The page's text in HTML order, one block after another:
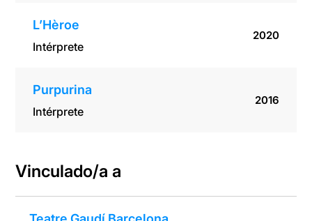
L’Hèroe
Intérprete
2020
Purpurina
Intérprete
2016
Vinculado/a a